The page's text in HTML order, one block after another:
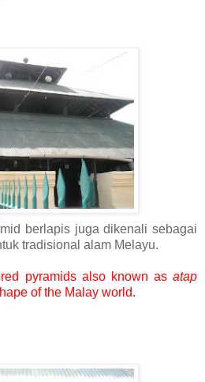
berlapis juga dikenali sebagai
tradisional alam Melayu.
pyramids also known as atap
of the Malay world.